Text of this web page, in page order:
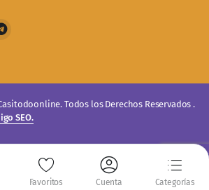
Todos los Derechos Reservados .
SEO.
Favoritos Cuenta Categorías